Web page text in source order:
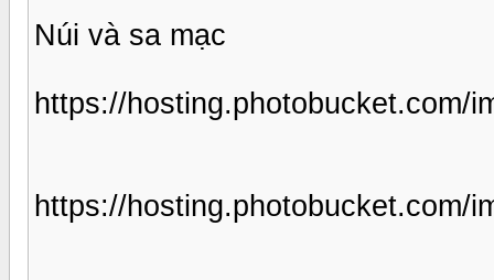
Núi và sa mạc
https://hosting.photobucket.com/
https://hosting.photobucket.com/